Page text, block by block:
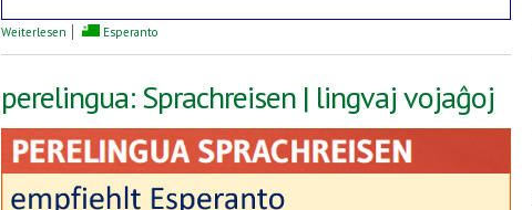
Weiterlesen über Erklärung des Deutschen Esperanto-Bundes
Esperanto
perelingua: Sprachreisen | lingvaj vojaĝoj